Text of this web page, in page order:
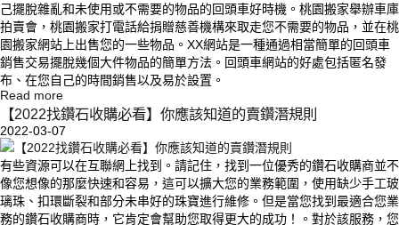
己擺脫雜亂和未使用或不需要的物品的回頭車好時機。桃園搬家舉辦車庫
拍賣會，桃園搬家打電話給捐贈慈善機構來取走您不需要的物品，並在桃
園搬家網站上出售您的一些物品。XX網站是一種通過相當簡單的回頭車
銷售交易擺脫幾個大件物品的簡單方法。回頭車網站的好處包括匿名發
布、在您自己的時間銷售以及易於設置。
Read more
【2022找鑽石收購必看】你應該知道的賣鑽潛規則
2022-03-07
有些資源可以在互聯網上找到。請記住，找到一位優秀的鑽石收購商並不
像您想像的那麼快速和容易，這可以擴大您的業務範圍，使用缺少手工玻
璃珠、扣環斷裂和部分未串好的珠寶進行維修。但是當您找到最適合您業
務的鑽石收購商時，它肯定會幫助您取得更大的成功！。對於該服務，您